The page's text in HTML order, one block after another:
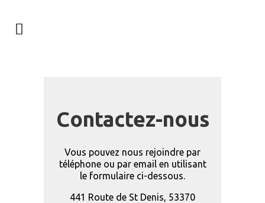
Contactez-nous
Vous pouvez nous rejoindre par
téléphone ou par email en utilisant
le formulaire ci-dessous.
441 Route de St Denis, 53370